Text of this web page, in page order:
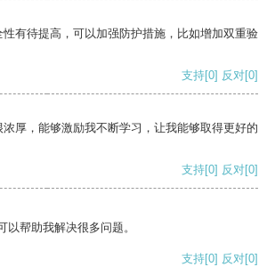
有待提高，可以加强防护措施，比如增加双重验
支持[0] 反对[0]
厚，能够激励我不断学习，让我能够取得更好的
支持[0] 反对[0]
以帮助我解决很多问题。
支持[0] 反对[0]